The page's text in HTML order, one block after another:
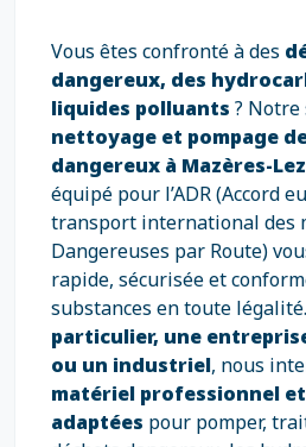
Vous êtes confronté à des
dangereux, des
liquides polluants ? Notre
nettoyage et pompage
dangereux à Mazères-
équipé pour l’ADR (Accord
transport international des
Dangereuses par Route)
rapide, sécurisée et
substances en toute
particulier, une
ou un industriel, nous
matériel professionnel
adaptées pour pomper,